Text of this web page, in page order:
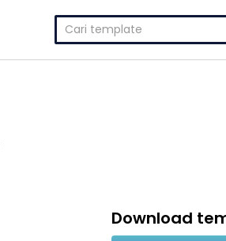
Cari
untuk:
Download